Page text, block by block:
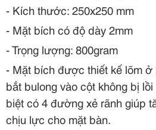
- Kích thước: 250x250 mm
- Mặt bích có độ dày 2mm
- Trọng lượng: 800gram
- Mặt bích được thiết kế lõm
bắt bulong vào cột không bị
biệt có 4 đường xẻ rãnh giúp
chịu lực cho mặt bàn.